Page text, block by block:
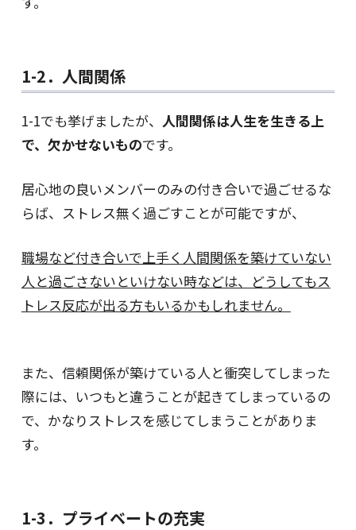
1-2．人間関係
1-1でも挙げましたが、 人間関係は人生を生きる上
で、欠かせないものです。
居心地の良いメンバーのみの付き合いで過ごせるな
らば、ストレス無く過ごすことが可能ですが、
職場など付き合いで上手く人間関係を築けていない
人と過ごさないといけない時などは、どうしてもス
トレス反応が出る方もいるかもしれません。
また、信頼関係が築けている人と衝突してしまった
際には、いつもと違うことが起きてしまっているの
で、かなりストレスを感じてしまうことがありま
す。
1-3．プライベートの充実